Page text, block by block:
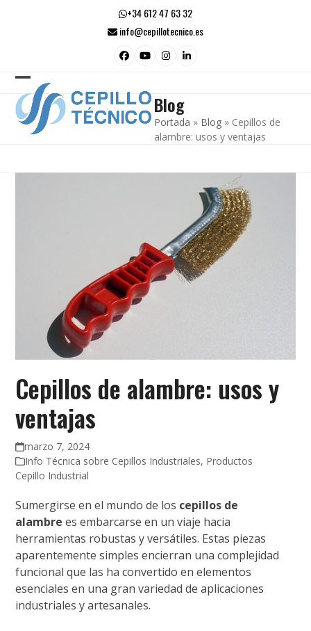
+34 612 47 63 32
info@cepillotecnico.es
Facebook
YouTubeInstagram
LinkedIn
Open
mobile
menu
Close
mobile
menu
Blog
Portada » Blog » Cepillos de
alambre: usos y ventajas
Cepillos de alambre: usos y
ventajas
marzo 7, 2024
Info Técnica sobre Cepillos Industriales, Productos
Cepillo Industrial
Sumergirse en el mundo de los cepillos de
alambre es embarcarse en un viaje hacia
herramientas robustas y versátiles. Estas piezas
aparentemente simples encierran una complejidad
funcional que las ha convertido en elementos
esenciales en una gran variedad de aplicaciones
industriales y artesanales.